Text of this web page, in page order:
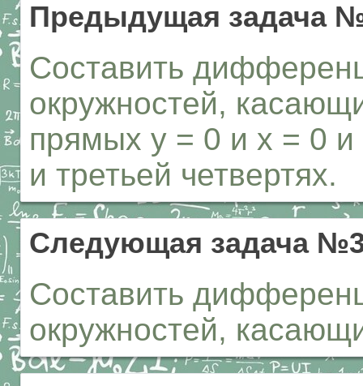
Предыдущая задача
Составить
окружностей,
прямых y = 0 и x = 0
и третьей четвертях.
Следующая задача
Составить
окружностей,